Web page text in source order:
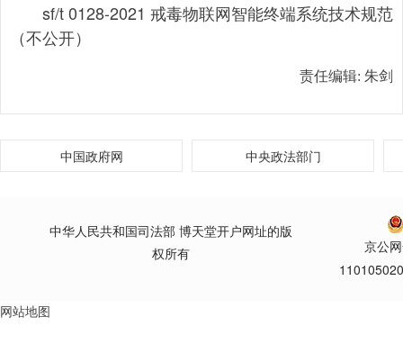
sf/t 0128-2021 戒毒物联网智能终端系统技术规范
（不公开）
责任编辑: 朱剑
中国政府网 中央政法部门
中华人民共和国司法部 博天堂开户网址的版
权所有
京公
网站地图